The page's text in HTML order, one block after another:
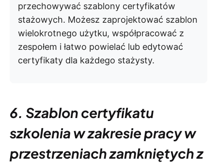
przechowywać szablony certyfikatów
stażowych. Możesz zaprojektować szablon
wielokrotnego użytku, współpracować z
zespołem i łatwo powielać lub edytować
certyfikaty dla każdego stażysty.
6. Szablon certyfikatu
szkolenia w zakresie pracy w
przestrzeniach zamkniętych z